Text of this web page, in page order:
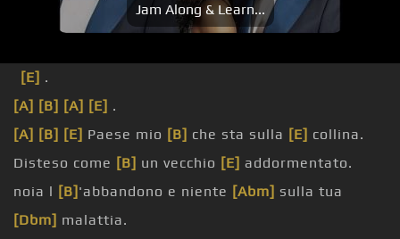
Jam Along & Learn...
[E] .
[A] [B] [A] [E] .
[A] [B] [E] Paese mio [B] che sta sulla [E] collina.
Disteso come [B] un vecchio [E] addormentato.
noia l [B] 'abbandono e niente [Abm] sulla tua
[Dbm] malattia.